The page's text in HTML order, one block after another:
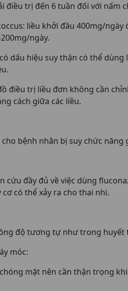
điều trị đến 6 tuần đối với nấm
liều khởi đầu 400mg/
ngày.
dấu hiệu suy thận có thể
điều trị liều đơn không cần
cách giữa các liều.
bệnh nhân bị suy chức năng
cứu đầy đủ về việc dùng
có thể xảy ra cho thai nhi.
độ tương tự như trong
móc:
mặt nên cần thận trọng